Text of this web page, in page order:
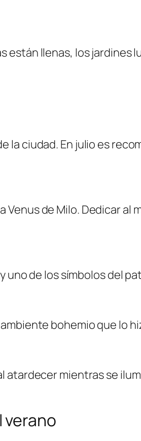
están llenas, los jardines
la ciudad. En julio es
Venus de Milo. Dedicar al
uno de los símbolos del
bohemio que lo
atardecer mientras se
verano